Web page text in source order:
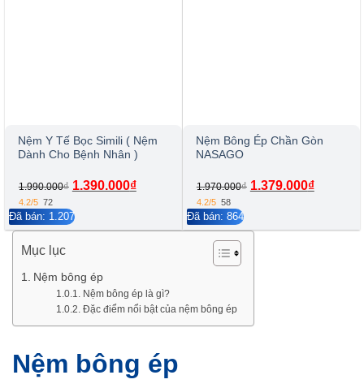
Nệm Y Tế Bọc Simili ( Nệm
Dành Cho Bệnh Nhân )
1.990.000₫ Giá
là:
1.990.000₫.
1.390.000₫Giá
là:
4.2/5 72
Đã bán: 1.207
Nệm Bông Ép Chần Gòn
NASAGO
1.970.000₫ 1.379.000₫
4.2/5 58
Đã bán: 864
Mục lục
Nệm bông ép
Nệm bông ép là gì?
Đặc điểm nổi bật của nệm bông ép
Nệm bông ép